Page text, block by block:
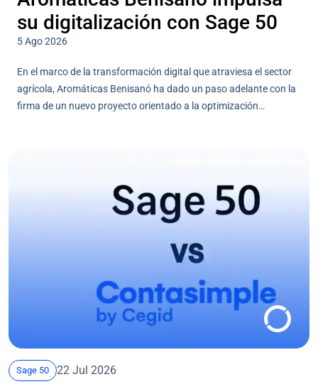
su digitalización con Sage 50
5 Ago 2026
En el marco de la transformación digital que atraviesa el sector
agrícola, Aromáticas Benisanó ha dado un paso adelante con la
firma de un nuevo proyecto orientado a la optimización…
Sage 50 22 Jul 2026